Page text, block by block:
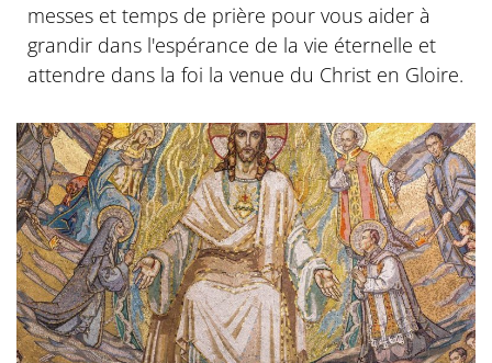
messes et temps de prière pour vous aider à
grandir dans l'espérance de la vie éternelle et
attendre dans la foi la venue du Christ en Gloire.